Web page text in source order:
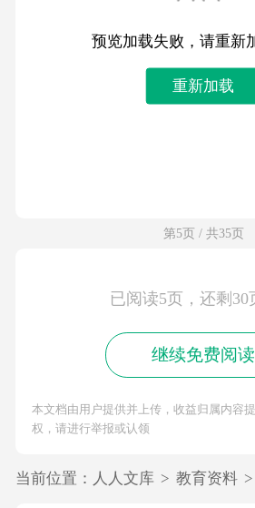
预览加载失败，请重新
重新加载
第5页 / 共35页
已阅读5页，还剩30
继续免费阅读
本文档由用户提供并上传，收益归属内容
权，请进行举报或认领
当前位置： 人人文库 > 教育资料 >